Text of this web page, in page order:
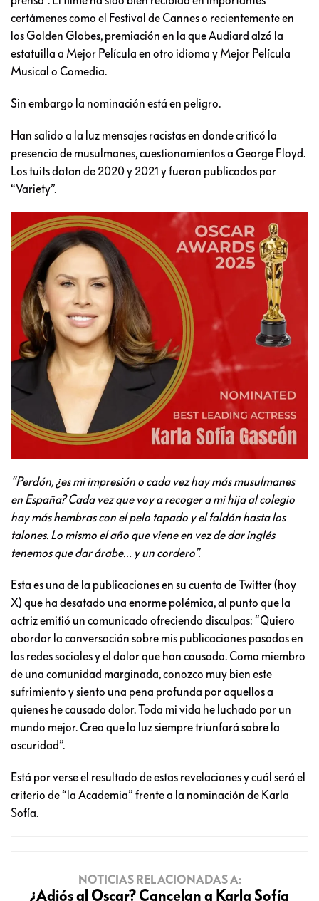
certámenes como el Festival de Cannes o recientemente en
los Golden Globes, premiación en la que Audiard alzó la
estatuilla a Mejor Película en otro idioma y Mejor Película
Musical o Comedia.
Sin embargo la nominación está en peligro.
Han salido a la luz mensajes racistas en donde criticó la
presencia de musulmanes, cuestionamientos a George Floyd.
Los tuits datan de 2020 y 2021 y fueron publicados por
“Variety”.
“Perdón, ¿es mi impresión o cada vez hay más musulmanes
en España? Cada vez que voy a recoger a mi hija al colegio
hay más hembras con el pelo tapado y el faldón hasta los
talones. Lo mismo el año que viene en vez de dar inglés
tenemos que dar árabe… y un cordero”.
Esta es una de la publicaciones en su cuenta de Twitter (hoy
X) que ha desatado una enorme polémica, al punto que la
actriz emitió un comunicado ofreciendo disculpas: “Quiero
abordar la conversación sobre mis publicaciones pasadas en
las redes sociales y el dolor que han causado. Como miembro
de una comunidad marginada, conozco muy bien este
sufrimiento y siento una pena profunda por aquellos a
quienes he causado dolor. Toda mi vida he luchado por un
mundo mejor. Creo que la luz siempre triunfará sobre la
oscuridad”.
Está por verse el resultado de estas revelaciones y cuál será el
criterio de “la Academia” frente a la nominación de Karla
Sofía.
NOTICIAS RELACIONADAS A:
¿Adiós al Oscar? Cancelan a Karla Sofía